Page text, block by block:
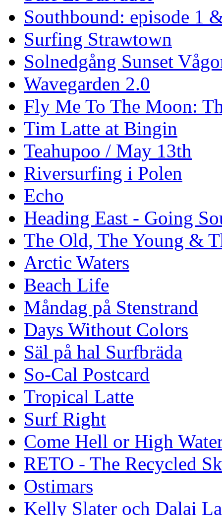
Southbound: episode 1
Surfing Strawtown
Solnedgång Sunset
Wavegarden 2.0
Fly Me To The Moon:
Tim Latte at Bingin
Teahupoo / May 13th
Riversurfing i Polen
Echo
Heading East - Going
The Old, The Young &
Arctic Waters
Beach Life
Måndag på Stenstrand
Days Without Colors
Säl på hal Surfbräda
So-Cal Postcard
Tropical Latte
Surf Right
Come Hell or High
RETO - The Recycled
Ostimars
Kelly Slater och Dalai